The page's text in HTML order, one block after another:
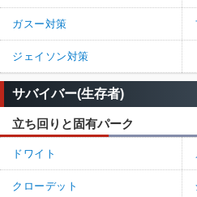
ガスー対策
ジェイソン対策
サバイバー(生存者)
立ち回りと固有パーク
ドワイト
クローデット